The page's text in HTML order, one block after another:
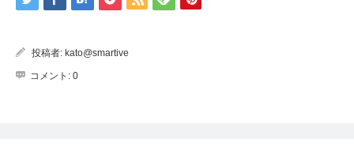
投稿者: kato@smartive
コメント: 0